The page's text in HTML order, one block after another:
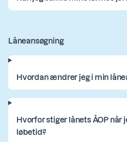
Låneansøgning
Hvordan ændrer jeg i min
Hvorfor stiger lånets ÅOP når
løbetid?